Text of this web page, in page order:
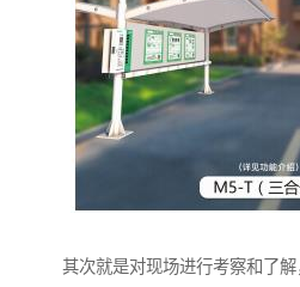
其次就是对现场进行考察和了